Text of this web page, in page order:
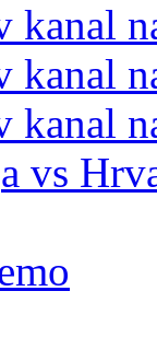
kanal
kanal
kanal
vs